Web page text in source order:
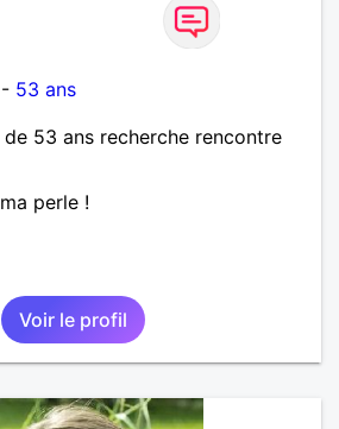
- 53 ans
53 ans recherche rencontre
perle !
Voir le profil